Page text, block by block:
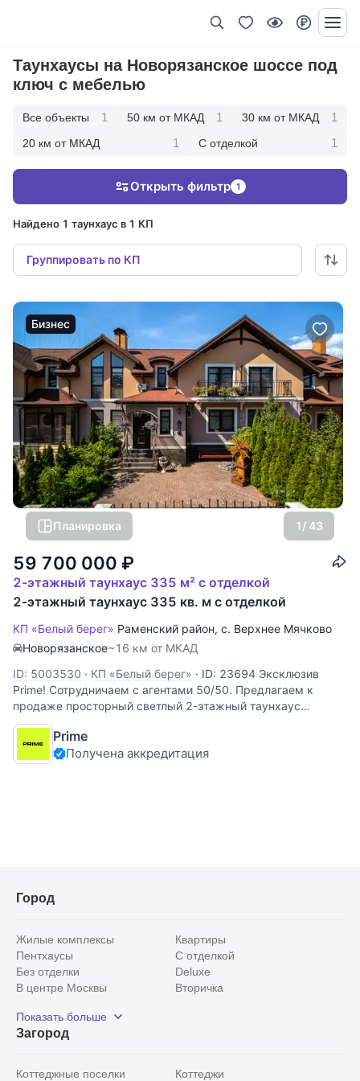
Таунхаусы на Новорязанское шоссе под
ключ с мебелью
Все объекты 1 50 км от МКАД 1 30 км от МКАД 1
20 км от МКАД 1 С отделкой 1
Найдено 1 таунхаус в 1 КП
Группировать по КП
Открыть фильтр 1
Бизнес
Планировка 1/ 43
59 700 000 ₽
2-этажный таунхаус 335 м² с отделкой
2-этажный таунхаус 335 кв. м с отделкой
КП «Белый берег» Раменский район, с. Верхнее Мячково
Новорязанское~16 км от МКАД
ID: 5003530 · КП «Белый берег» · ID: 23694 Эксклюзив
Prime! Сотрудничаем с агентами 50/50. Предлагаем к
продаже просторный светлый 2-этажный таунхаус
площадью 335 м2 на земельном участке 2,15 соток,
расположенном на берегу пруда в КП бизнес-класса
"Белый берег" в Раменском районе в
Prime
Получена аккредитация
Город
Жилые комплексы
Квартиры
Пентхаусы
С отделкой
Без отделки
Deluxe
В центре Москвы
Вторичка
Рядом с парком
С панорамными окнами
Показать больше
Загород
Коттеджные поселки Коттеджи